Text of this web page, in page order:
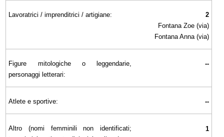
Lavoratrici / imprenditrici / artigiane:
2
Fontana Zoe (via)
Fontana Anna (via)
Figure mitologiche o leggendarie,
personaggi letterari:
--
Atlete e sportive: --
Altro (nomi femminili non identificati;
1